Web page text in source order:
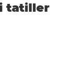
tatiller